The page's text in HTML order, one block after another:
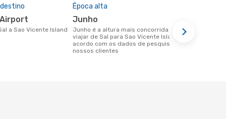
Airport
a Sao Vicente Island
Época alta
junho
junho é a altura mais concorrida para
viajar de Sal para Sao Vicente Island de
acordo com os dados de pesquisa dos
nossos clientes